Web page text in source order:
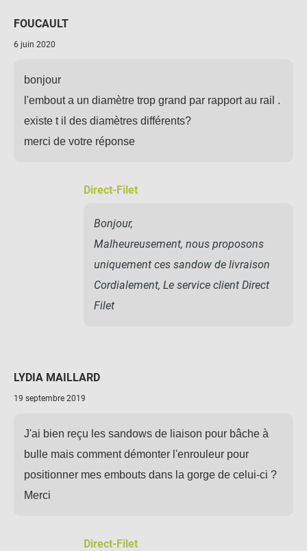
FOUCAULT
6 juin 2020
bonjour
l'embout a un diamètre trop grand par rapport au rail .
existe t il des diamètres différents?
merci de votre réponse
Direct-Filet
Bonjour,
Malheureusement, nous proposons
uniquement ces sandow de livraison
Cordialement, Le service client Direct
Filet
LYDIA MAILLARD
19 septembre 2019
J'ai bien reçu les sandows de liaison pour bâche à
bulle mais comment démonter l'enrouleur pour
positionner mes embouts dans la gorge de celui-ci ?
Merci
Direct-Filet